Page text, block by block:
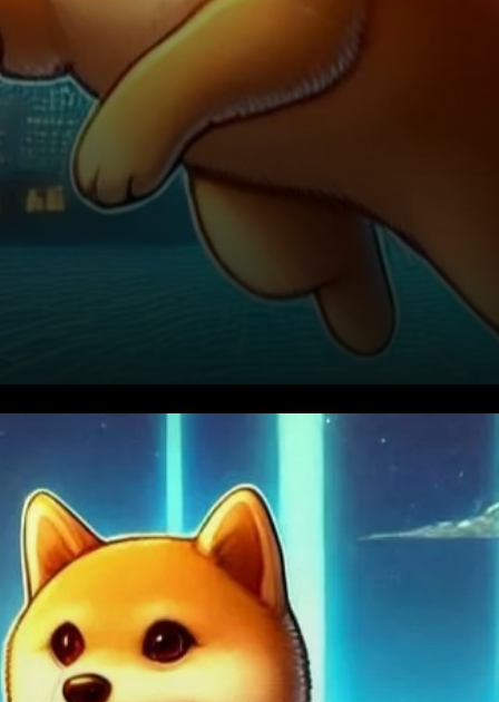
Comprendre l'importance du
transfert